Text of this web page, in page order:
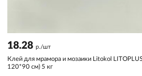
18.28 р./шт
Клей для мрамора и мозаики Litokol
120*90 см) 5 кг